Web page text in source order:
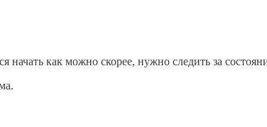
как можно скорее, нужно следить за